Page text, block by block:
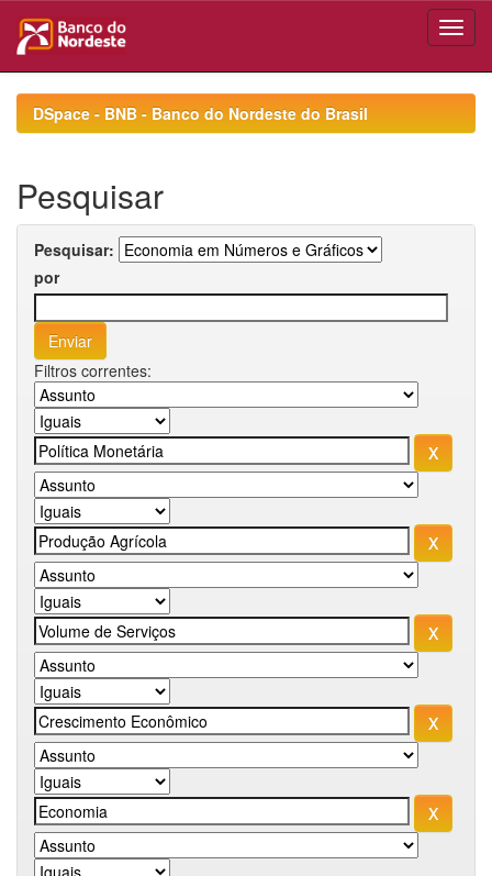
navigationDSpace - BNB - Banco do Nordeste do Brasil
Pesquisar
Pesquisar:
por
Filtros correntes: